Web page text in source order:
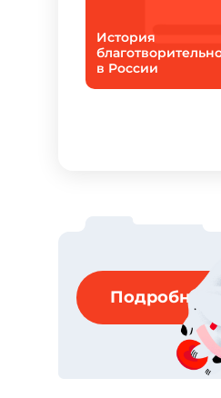
История
в России
Подробнее